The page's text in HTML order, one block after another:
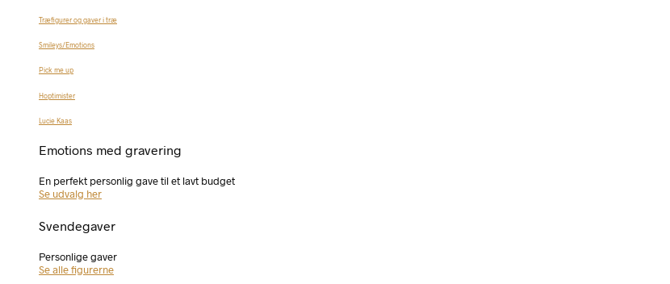
Træfigurer og gaver i træ
Smileys/Emotions
Pick me up
Hoptimister
Lucie Kaas
Emotions med gravering
En perfekt personlig gave til et lavt budget
Se udvalg her
Svendegaver
Personlige gaver
Se alle figurerne